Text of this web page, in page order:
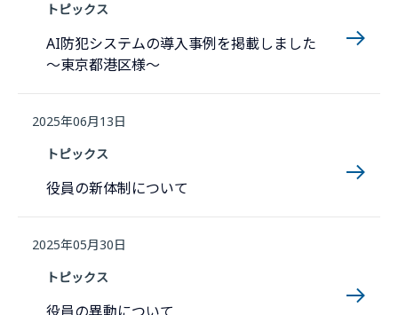
トピックス
AI防犯システムの導入事例を掲載しました
〜東京都港区様〜
2025年06月13日
トピックス
役員の新体制について
2025年05月30日
トピックス